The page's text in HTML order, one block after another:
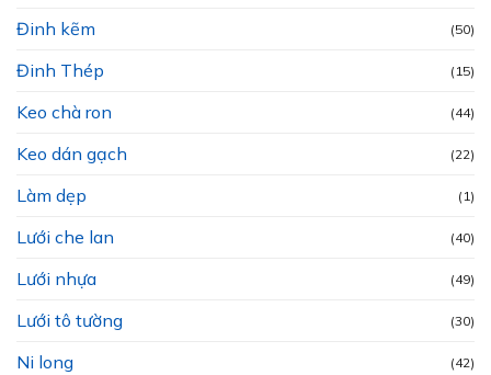
Đinh kẽm (50)
Đinh Thép (15)
Keo chà ron (44)
Keo dán gạch (22)
Làm dẹp (1)
Lưới che lan (40)
Lưới nhựa (49)
Lưới tô tường (30)
Ni long (42)